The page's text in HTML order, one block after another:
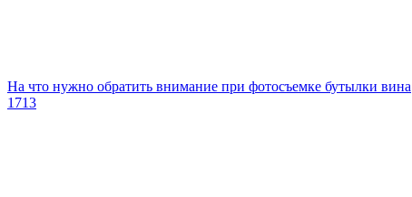
На что нужно обратить внимание при фотосъемке бутылки вина
1713